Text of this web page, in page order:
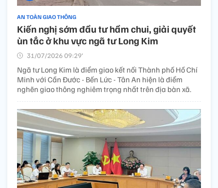
AN TOÀN GIAO THÔNG
Kiến nghị sớm đầu tư hầm chui, giải quyết
ùn tắc ở khu vực ngã tư Long Kim
31/07/2026 09:29’
Ngã tư Long Kim là điểm giao kết nối Thành phố Hồ Chí
Minh với Cần Đước - Bến Lức - Tân An hiện là điểm
nghẽn giao thông nghiêm trọng nhất trên địa bàn xã.